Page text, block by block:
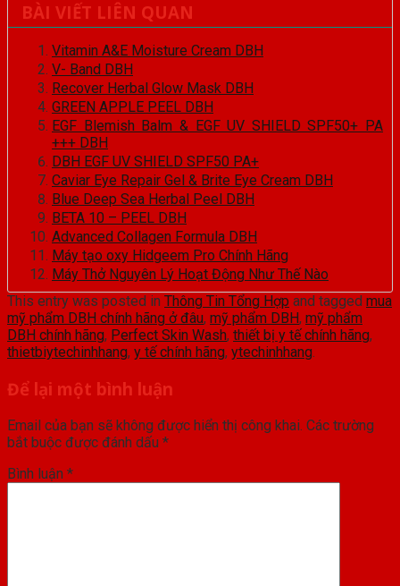
BÀI VIẾT LIÊN QUAN
Vitamin A&E Moisture Cream DBH
V- Band DBH
Recover Herbal Glow Mask DBH
GREEN APPLE PEEL DBH
EGF Blemish Balm & EGF UV SHIELD SPF50+ PA
+++ DBH
DBH EGF UV SHIELD SPF50 PA+
Caviar Eye Repair Gel & Brite Eye Cream DBH
Blue Deep Sea Herbal Peel DBH
BETA 10 – PEEL DBH
Advanced Collagen Formula DBH
Máy tạo oxy Hidgeem Pro Chính Hãng
Máy Thở Nguyên Lý Hoạt Động Như Thế Nào
This entry was posted in Thông Tin Tổng Hợp and tagged mua
mỹ phẩm DBH chính hãng ở đâu, mỹ phẩm DBH, mỹ phẩm
DBH chính hãng, Perfect Skin Wash, thiết bị y tế chính hãng,
thietbiytechinhhang, y tế chính hãng, ytechinhhang.
Để lại một bình luận
Email của bạn sẽ không được hiển thị công khai. Các trường
bắt buộc được đánh dấu *
Bình luận *